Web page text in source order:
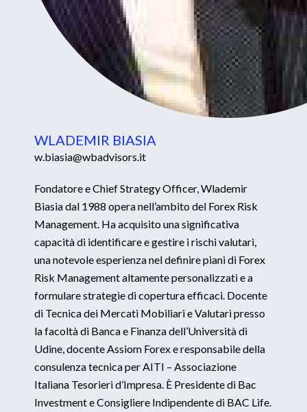
WLADEMIR BIASIA
w.biasia@wbadvisors.it
Fondatore e Chief Strategy Officer, Wlademir
Biasia dal 1988 opera nell’ambito del Forex Risk
Management. Ha acquisito una significativa
capacità di identificare e gestire i rischi valutari,
una notevole esperienza nel definire piani di Forex
Risk Management altamente personalizzati e a
formulare strategie di copertura efficaci. Docente
di Tecnica dei Mercati Mobiliari e Valutari presso
la facoltà di Banca e Finanza dell’Università di
Udine, docente Assiom Forex e responsabile della
consulenza tecnica per AITI – Associazione
Italiana Tesorieri d’Impresa. È Presidente di Bac
Investment e Consigliere Indipendente di BAC Life.